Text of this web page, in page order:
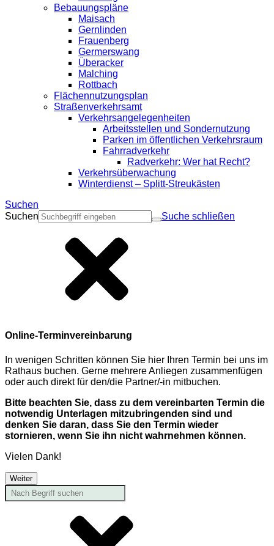
Bebauungspläne
Maisach
Gernlinden
Frauenberg
Germerswang
Überacker
Malching
Rottbach
Flächennutzungsplan
Straßenverkehrsamt
Verkehrsangelegenheiten
Arbeitsstellen und Sondernutzung
Parken im öffentlichen Verkehrsraum
Fahrradverkehr
Radverkehr: Wer hat Recht?
Verkehrsüberwachung
Winterdienst – Splitt-Streukästen
Suchen
Suchen
Suche schließen
Online-Terminvereinbarung
In wenigen Schritten können Sie hier Ihren Termin bei uns im
Rathaus buchen. Gerne mehrere Anliegen zusammenfügen
oder auch direkt für den/die Partner/-in mitbuchen.
Bitte beachten Sie, dass zu dem vereinbarten Termin die
notwendig Unterlagen mitzubringenden sind und
denken Sie daran, dass Sie den Termin wieder
stornieren, wenn Sie ihn nicht wahrnehmen können.
Vielen Dank!
Weiter